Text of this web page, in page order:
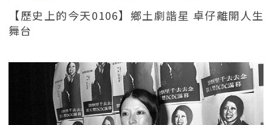
【歷史上的今天0106】鄉土劇諧星 卓仔離開人生
舞台